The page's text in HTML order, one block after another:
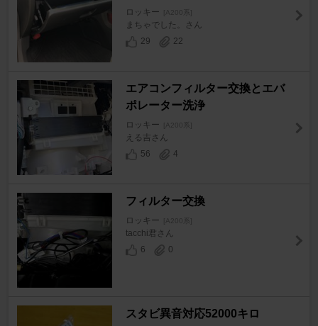
ロッキー [A200系]
まちゃでした。さん
29
22
エアコンフィルター交換とエバ
ポレーター洗浄
ロッキー [A200系]
える吉さん
56
4
フィルター交換
ロッキー [A200系]
tacchi君さん
6
0
スタビ異音対応52000キロ